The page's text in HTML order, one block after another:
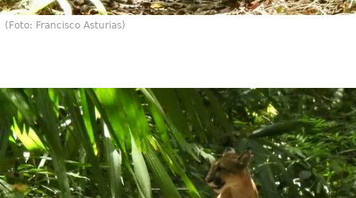
(Foto: Francisco Asturias)